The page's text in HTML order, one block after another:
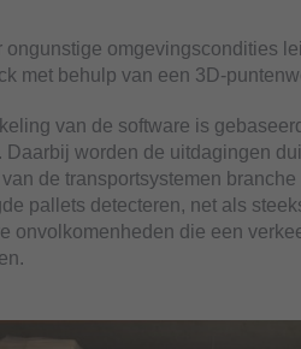
ongunstige omgevingscondities
met behulp van een 3D-
van de software is
Daarbij worden de uitdagingen
de transportsystemen
pallets detecteren, net als
onvolkomenheden die een